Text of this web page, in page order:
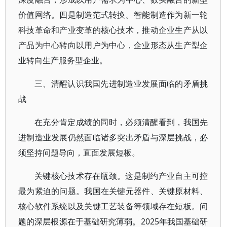
价值网络。四是制造范式转换。智能制造作为新一轮
科技革命和产业变革的核心技术，推动企业生产从以
产品为中心转向以用户为中心，企业形态从生产型企
业转向生产服务型企业。
三、清醒认识我国先进制造业发展面临的矛盾挑
战
在充分肯定成绩的同时，必须清醒看到，我国先
进制造业发展仍然面临诸多突出矛盾与深层挑战，必
须坚持问题导向，直面发展短板。
关键核心技术存在瓶颈。这是制约产业自主可控
最为紧迫的问题。我国在关键元器件、关键原材料、
核心软件系统以及关键工艺装备等领域存在短板。问
题的深层根源在于基础研究薄弱。2025年我国基础研